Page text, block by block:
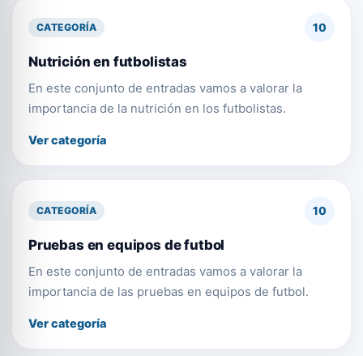
CATEGORÍA 10
Nutrición en futbolistas
En este conjunto de entradas vamos a valorar la
importancia de la nutrición en los futbolistas.
Ver categoría
CATEGORÍA 10
Pruebas en equipos de futbol
En este conjunto de entradas vamos a valorar la
importancia de las pruebas en equipos de futbol.
Ver categoría